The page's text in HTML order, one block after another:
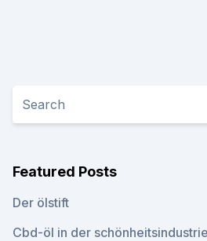
Featured Posts
Der ölstift
Cbd-öl in der schönheitsindustrie